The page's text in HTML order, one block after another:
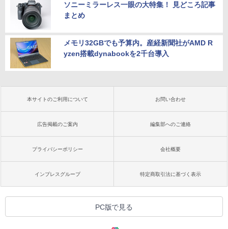
ソニーミラーレス一眼の大特集！ 見どころ記事
まとめ
メモリ32GBでも予算内。産経新聞社がAMD R
yzen搭載dynabookを2千台導入
本サイトのご利用について お問い合わせ
広告掲載のご案内 編集部へのご連絡
プライバシーポリシー 会社概要
インプレスグループ 特定商取引法に基づく表示
PC版で見る